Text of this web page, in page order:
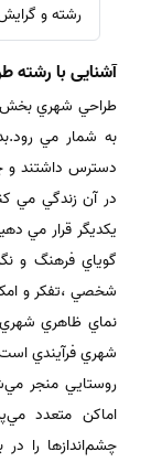
رشته و
آشنایی با رشته
طراحي شهري بخش
به شمار مي
دسترس داشتند و
در آن زندگي مي
يکديگر قرار مي
گوياي فرهنگ و
شخصي ،تفکر و
نماي ظاهري
شهري فرآيندي
روستايي منجر
اماکن متعدد
چشم‌اندازها را در